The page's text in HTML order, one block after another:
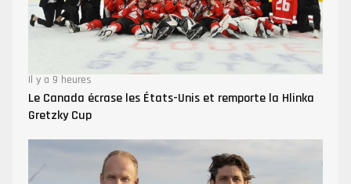
Il y a 9 heures
Le Canada écrase les États-Unis et remporte la Hlinka
Gretzky Cup